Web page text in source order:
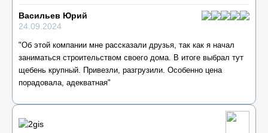
Васильев Юрий
24.09.2024
"Об этой компании мне рассказали друзья, так как я начал
заниматься строительством своего дома. В итоге выбрал тут
щебень крупный. Привезли, разгрузили. Особенно цена
порадовала, адекватная"